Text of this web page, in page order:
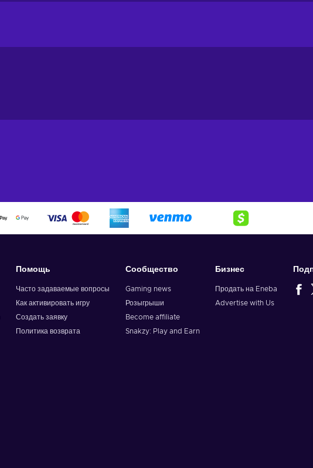
Помощь
Часто задаваемые вопросы
Как активировать игру
Создать заявку
Политика возврата
Сообщество
Gaming news
Розыгрыши
Become affiliate
Snakzy: Play and Earn
Бизнес
Продать на Eneba
Advertise with Us